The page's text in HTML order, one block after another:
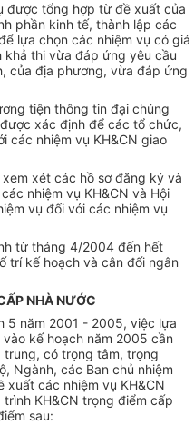
được tổng hợp từ đề xuất của
phần kinh tế, thành lập các
lựa chọn các nhiệm vụ có giá
thi vừa đáp ứng yêu cầu
của địa phương, vừa đáp ứng
tiện thông tin đại chúng
xác định để các tổ chức,
các nhiệm vụ KH&CN giao
xét các hồ sơ đăng ký và
nhiệm vụ KH&CN và Hội
vụ đối với các nhiệm vụ
từ tháng 4/2004 đến hết
trí kế hoạch và cân đối ngân
NHÀ NƯỚC
5 năm 2001 - 2005, việc lựa
kế hoạch năm 2005 cần
có trọng tâm, trọng
Ngành, các Ban chủ nhiệm
xuất các nhiệm vụ KH&CN
KH&CN trọng điểm cấp
sau: